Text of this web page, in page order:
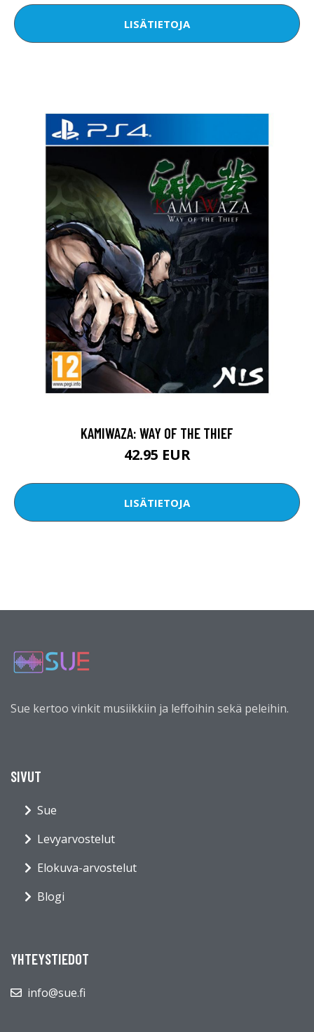
LISÄTIETOJA
KAMIWAZA: WAY OF THE THIEF
42.95 EUR
LISÄTIETOJA
Sue kertoo vinkit musiikkiin ja leffoihin sekä peleihin.
SIVUT
Sue
Levyarvostelut
Elokuva-arvostelut
Blogi
YHTEYSTIEDOT
info@sue.fi